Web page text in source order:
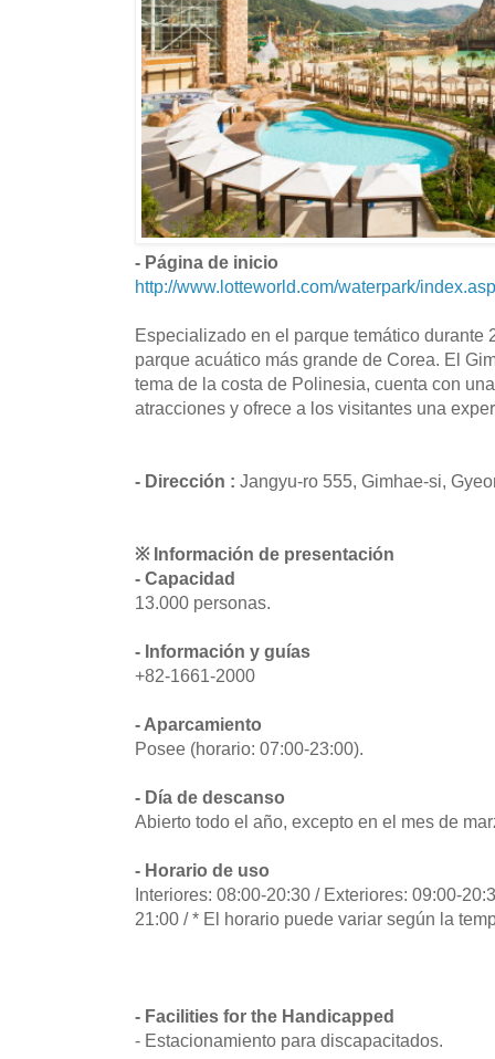
- Página de inicio
http://www.lotteworld.com/waterpark/index.asp
Especializado en el parque temático durante
parque acuático más grande de Corea. El
tema de la costa de Polinesia, cuenta con
atracciones y ofrece a los visitantes una
- Dirección : Jangyu-ro 555, Gimhae-si,
※ Información de presentación
- Capacidad
13.000 personas.
- Información y guías
+82-1661-2000
- Aparcamiento
Posee (horario: 07:00-23:00).
- Día de descanso
Abierto todo el año, excepto en el mes de
- Horario de uso
Interiores: 08:00-20:30 / Exteriores: 09:00-
21:00 / * El horario puede variar según la
- Facilities for the Handicapped
- Estacionamiento para discapacitados.